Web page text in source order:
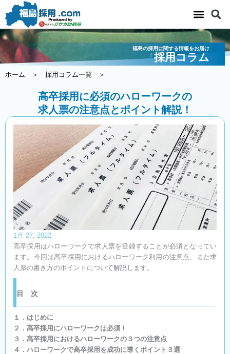
容
を
ス
キ
プ
福島の採用に関する情報をお届け
採用コラム
ホーム ＞ 採用コラム一覧 ＞
高卒採用に必須のハローワークの
求人票の注意点とポイント解説！
1月 27, 2022
高卒採用はハローワークで求人票を登録することが必須となってい
ます。今回は高卒採用におけるハローワーク利用の注意点、また求
人票の書き方のポイントについて解説します。
目 次​
１．はじめに
２．高卒採用にハローワークは必須！
３．高卒採用におけるハローワークの３つの注意点
４．ハローワークで高卒採用を成功に導くポイント３選